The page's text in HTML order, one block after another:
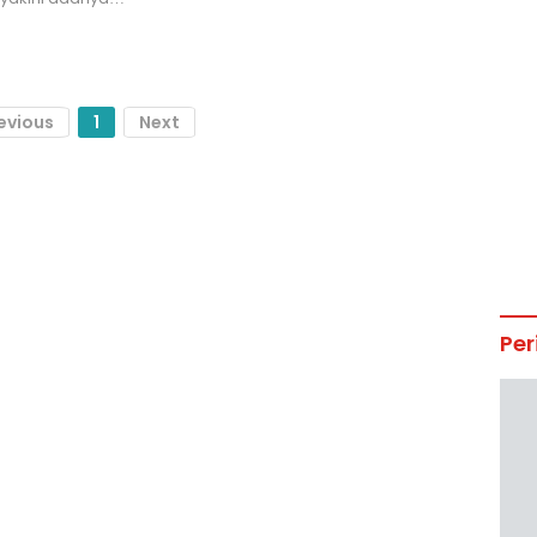
1 Next